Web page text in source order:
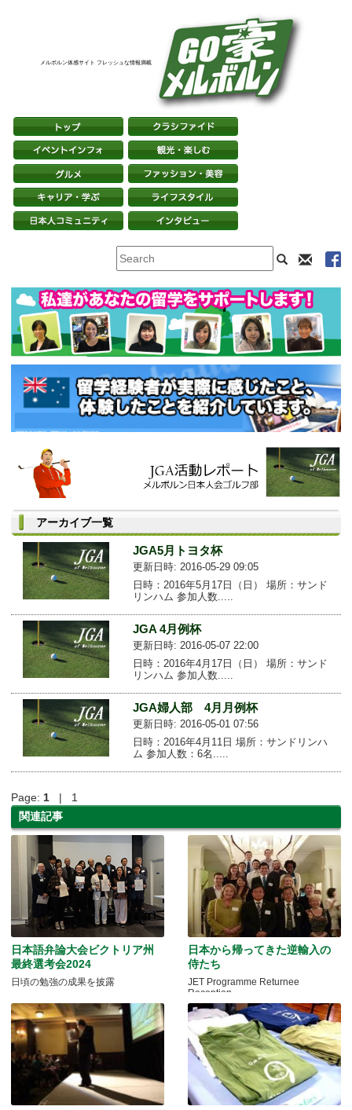
メルボルン体感サイト フレッシュな情報満載
アーカイブ一覧
JGA5月トヨタ杯
更新日時: 2016-05-29 09:05
日時：2016年5月17日（日） 場所：サンド
リンハム 参加人数.....
JGA 4月例杯
更新日時: 2016-05-07 22:00
日時：2016年4月17日（日） 場所：サンド
リンハム 参加人数.....
JGA婦人部 4月月例杯
更新日時: 2016-05-01 07:56
日時：2016年4月11日 場所：サンドリンハ
ム 参加人数：6名.....
Page: 1 | 1
関連記事
日本語弁論大会ビクトリア州
最終選考会2024
日頃の勉強の成果を披露
日本から帰ってきた逆輸入の
侍たち
JET Programme Returnee
Reception